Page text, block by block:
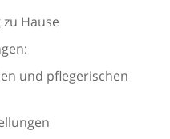
Hause
und pflegerischen